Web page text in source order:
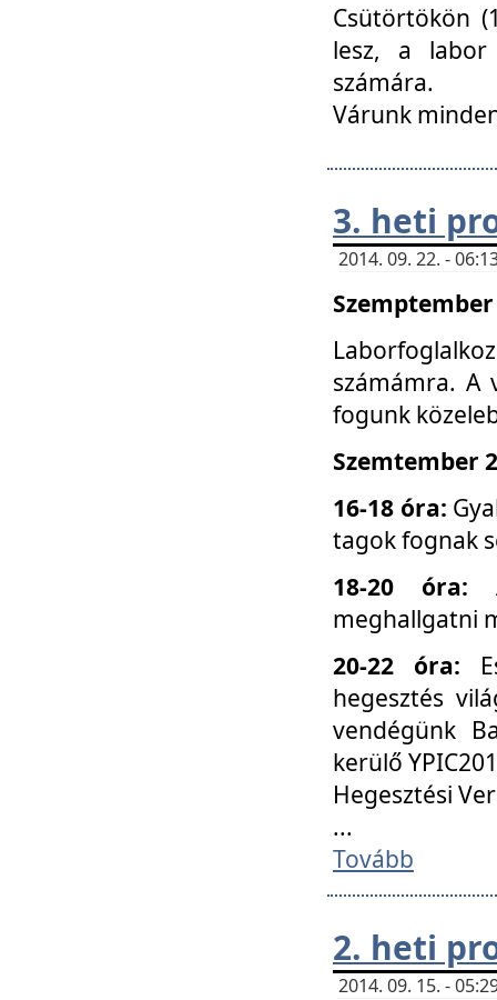
Csütörtökön
lesz, a labor
számára.
Várunk
3. heti
2014. 09. 22. -
számámra. A
fogunk
Szemtember
16-18 óra:
tagok fognak
18-20 óra:
meghallgatni
20-22 óra:
hegesztés
vendégünk
kerülő
Hegesztési
...
Tovább
2. heti
2014. 09. 15. -